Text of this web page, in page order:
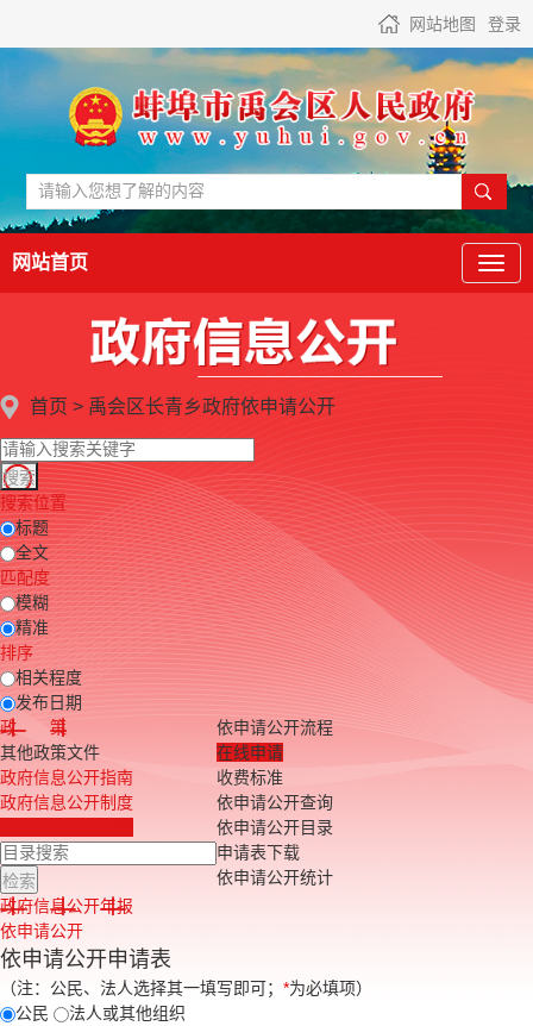
网站地图 登录
网站首页
首页 > 禹会区长青乡政府依申请公开
搜索位置
标题
全文
匹配度
模糊
精准
排序
相关程度
发布日期
政 策
其他政策文件
政府信息公开指南
政府信息公开制度
政府信息公开年报
依申请公开
依申请公开流程
在线申请
收费标准
依申请公开查询
依申请公开目录
申请表下载
依申请公开统计
依申请公开申请表
（注：公民、法人选择其一填写即可； *为必填项）
公民
法人或其他组织